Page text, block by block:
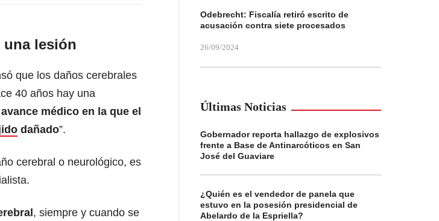
una lesión
que los daños cerebrales
40 años hay una
médico en la que el
dañado”.
cerebral o neurológico, es
, siempre y cuando se
Odebrecht: Fiscalía retiró escrito de
acusación contra siete procesados
26/09/2024
Últimas Noticias
Gobernador reporta hallazgo de explosivos
frente a Base de Antinarcóticos en San
José del Guaviare
¿Quién es el vendedor de panela que
estuvo en la posesión presidencial de
Abelardo de la Espriella?